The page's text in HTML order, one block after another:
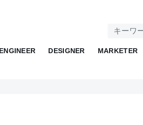
ENGINEER DESIGNER MARKETER